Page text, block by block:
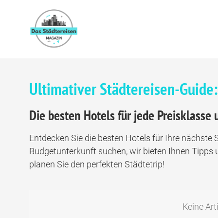
Ultimativer Städtereisen-
Die besten Hotels für jede Preisklasse
Entdecken Sie die besten Hotels für Ihre
Budgetunterkunft suchen, wir bieten Ihnen Tipps
planen Sie den perfekten Städtetrip!
Keine